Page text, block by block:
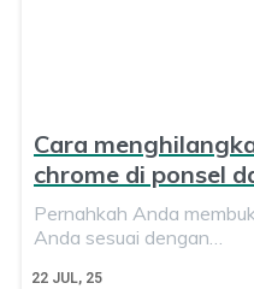
Cara
chrome di ponsel
22 JUL, 25
Pernahkah Anda
Anda sesuai dengan…